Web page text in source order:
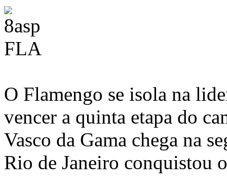
O Flamengo se isola na
vencer a quinta etapa do
Vasco da Gama chega na
Rio de Janeiro conquistou